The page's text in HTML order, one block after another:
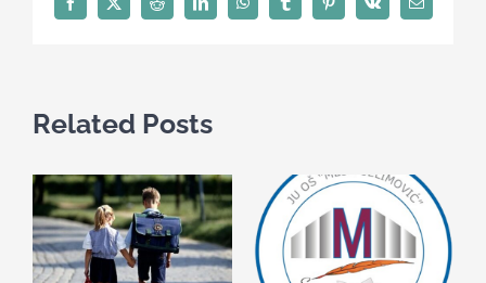
Facebook
X Reddit LinkedInWhatsAppTumblrPinterest
Vk Email
Related Posts